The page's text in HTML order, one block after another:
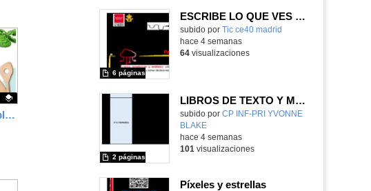
Video Recipe - Parts of the plants that we eat.
ESCRIBE LO QUE VES Y DIBUJA LO QUE LEES
subido por Tic ce40 madrid
6 páginas
hace 4 semanas
64visualizaciones
LIBROS DE TEXTO Y MATERIAL CURRICULAR
subido por CP INF-PRI YVONNE
BLAKE
2 páginas
-
hace 4 semanas
101 visualizaciones
Píxeles y estrellas